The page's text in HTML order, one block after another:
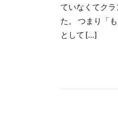
ていなくてク
た。 つまり「
として […]